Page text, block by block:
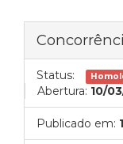
Status:
Abertura: 10/
Publicado em: